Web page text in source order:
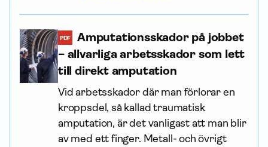
PDF
Amputationsskador på jobbet
– allvarliga arbets­skador som lett
till direkt amputation
Vid arbets­skador där man förlorar en
kroppsdel, så kallad traumatisk
amputation, är det vanligast att man blir
av med ett finger. Metall- och övrigt